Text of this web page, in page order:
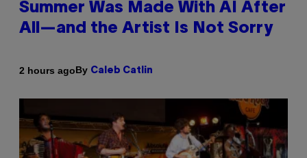
Summer Was Made With AI After
All—and the Artist Is Not Sorry
2 hours agoBy Caleb Catlin